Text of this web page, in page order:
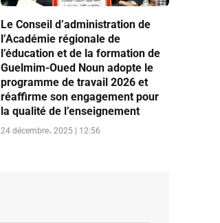
Le Conseil d’administration de
l’Académie régionale de
l’éducation et de la formation de
Guelmim-Oued Noun adopte le
programme de travail 2026 et
réaffirme son engagement pour
la qualité de l’enseignement
24 décembre، 2025 | 12:56